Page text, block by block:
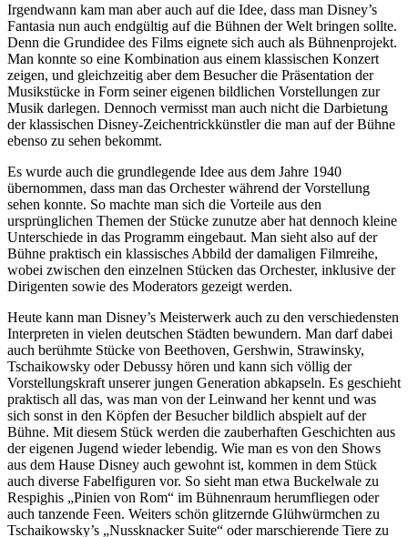
Irgendwann kam man aber auch auf die Idee, dass man Disney’s
Fantasia nun auch endgültig auf die Bühnen der Welt bringen sollte.
Denn die Grundidee des Films eignete sich auch als Bühnenprojekt.
Man konnte so eine Kombination aus einem klassischen Konzert
zeigen, und gleichzeitig aber dem Besucher die Präsentation der
Musikstücke in Form seiner eigenen bildlichen Vorstellungen zur
Musik darlegen. Dennoch vermisst man auch nicht die Darbietung
der klassischen Disney-Zeichentrickkünstler die man auf der Bühne
ebenso zu sehen bekommt.
Es wurde auch die grundlegende Idee aus dem Jahre 1940
übernommen, dass man das Orchester während der Vorstellung
sehen konnte. So machte man sich die Vorteile aus den
ursprünglichen Themen der Stücke zunutze aber hat dennoch kleine
Unterschiede in das Programm eingebaut. Man sieht also auf der
Bühne praktisch ein klassisches Abbild der damaligen Filmreihe,
wobei zwischen den einzelnen Stücken das Orchester, inklusive der
Dirigenten sowie des Moderators gezeigt werden.
Heute kann man Disney’s Meisterwerk auch zu den verschiedensten
Interpreten in vielen deutschen Städten bewundern. Man darf dabei
auch berühmte Stücke von Beethoven, Gershwin, Strawinsky,
Tschaikowsky oder Debussy hören und kann sich völlig der
Vorstellungskraft unserer jungen Generation abkapseln. Es geschieht
praktisch all das, was man von der Leinwand her kennt und was
sich sonst in den Köpfen der Besucher bildlich abspielt auf der
Bühne. Mit diesem Stück werden die zauberhaften Geschichten aus
der eigenen Jugend wieder lebendig. Wie man es von den Shows
aus dem Hause Disney auch gewohnt ist, kommen in dem Stück
auch diverse Fabelfiguren vor. So sieht man etwa Buckelwale zu
Respighis „Pinien von Rom“ im Bühnenraum herumfliegen oder
auch tanzende Feen. Weiters schön glitzernde Glühwürmchen zu
Tschaikowsky’s „Nussknacker Suite“ oder marschierende Tiere zu